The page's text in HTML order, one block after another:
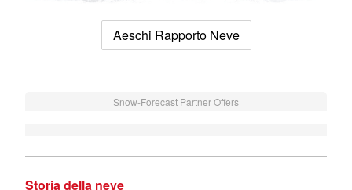
Aeschi Rapporto Neve
Snow-Forecast Partner Offers
Storia della neve